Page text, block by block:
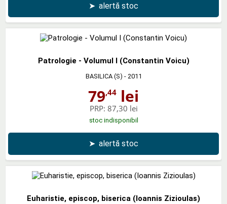
➤ alertă stoc
Patrologie - Volumul I (Constantin Voicu)
BASILICA (S) - 2011
79,44 lei
PRP: 87,30 lei
stoc indisponibil
➤ alertă stoc
Euharistie, episcop, biserica (Ioannis Zizioulas)